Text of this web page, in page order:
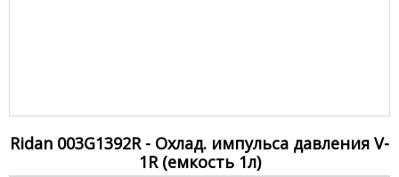
Ridan 003G1392R - Охлад. импульса давления V-
1R (емкость 1л)